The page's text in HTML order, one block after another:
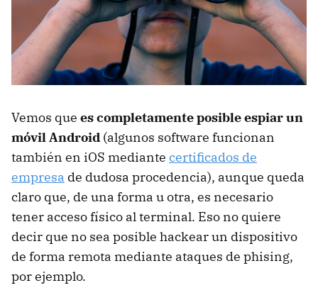
Vemos que es completamente posible espiar un
móvil Android (algunos software funcionan
también en iOS mediante certificados de
empresa de dudosa procedencia), aunque queda
claro que, de una forma u otra, es necesario
tener acceso físico al terminal. Eso no quiere
decir que no sea posible hackear un dispositivo
de forma remota mediante ataques de phising,
por ejemplo.